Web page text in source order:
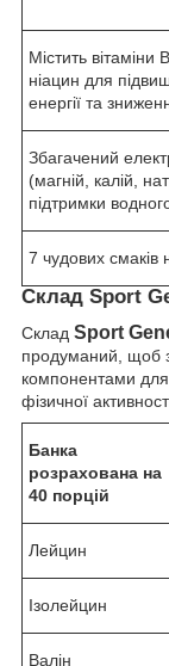
Містить вітаміни
ніацин для
енергії та
Збагачений
(магній, калій,
підтримки
7 чудових смаків
Склад Sport
Склад Sport
продуманий, щоб
компонентами для
фізичної
Банка
розрахована на
40 порцій
Лейцин
Ізолейцин
Валін